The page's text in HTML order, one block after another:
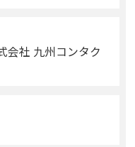
会社 九州コンタク